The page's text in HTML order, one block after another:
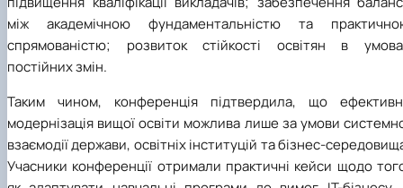
між академічною фундаментальністю та
спрямованістю; розвиток стійкості освітян в
постійних змін.
Таким чином, конференція підтвердила, що
модернізація вищої освіти можлива лише за умови
взаємодії держави, освітніх інституцій та бізнес-
Учасники конференції отримали практичні кейси щодо